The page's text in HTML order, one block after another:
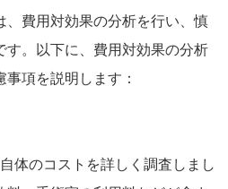
、費用対効果の分析を行い、慎
す。以下に、費用対効果の分析
項を説明します：
体のコストを詳しく調査しまし